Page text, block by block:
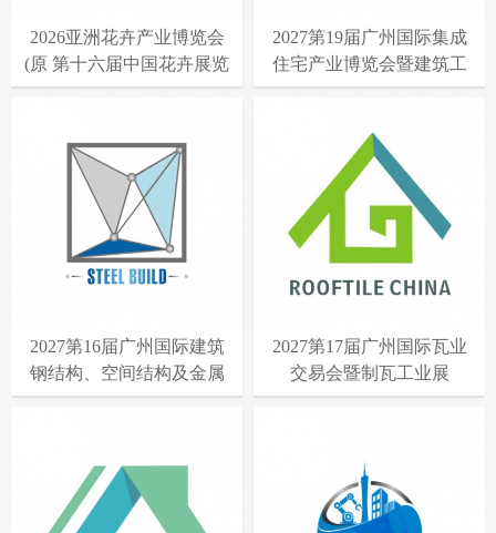
2026亚洲花卉产业博览会
(原 第十六届中国花卉展览
会)
2027第19届广州国际集成
住宅产业博览会暨建筑工
业化产品与设备展
2027第16届广州国际建筑
钢结构、空间结构及金属
材料设备展
2027第17届广州国际瓦业
交易会暨制瓦工业展